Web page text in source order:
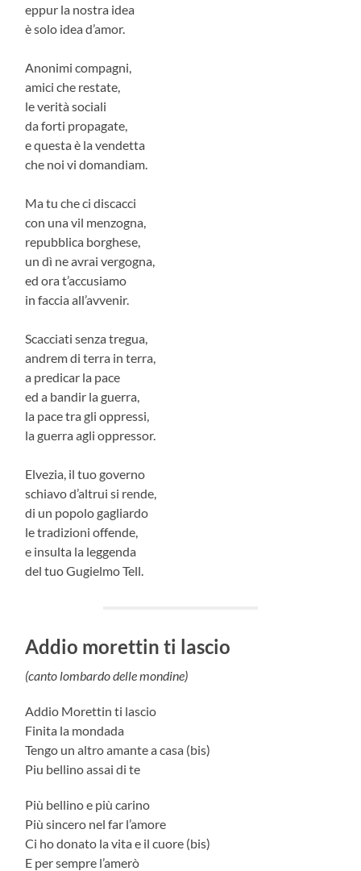
eppur la nostra idea
è solo idea d’amor.
Anonimi compagni,
amici che restate,
le verità sociali
da forti propagate,
e questa è la vendetta
che noi vi domandiam.
Ma tu che ci discacci
con una vil menzogna,
repubblica borghese,
un dì ne avrai vergogna,
ed ora t’accusiamo
in faccia all’avvenir.
Scacciati senza tregua,
andrem di terra in terra,
a predicar la pace
ed a bandir la guerra,
la pace tra gli oppressi,
la guerra agli oppressor.
Elvezia, il tuo governo
schiavo d’altrui si rende,
di un popolo gagliardo
le tradizioni offende,
e insulta la leggenda
del tuo Gugielmo Tell.
Addio morettin ti lascio
(canto lombardo delle mondine)
Addio Morettin ti lascio
Finita la mondada
Tengo un altro amante a casa (bis)
Piu bellino assai di te
Più bellino e più carino
Più sincero nel far l’amore
Ci ho donato la vita e il cuore (bis)
E per sempre l’amerò